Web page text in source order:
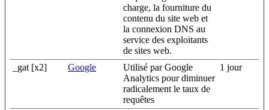
charge, la fourniture du
contenu du site web et
la connexion DNS au
service des exploitants
de sites web.
_gat [x2] Google
Utilisé par Google
Analytics pour diminuer
radicalement le taux de
requêtes
1 jour